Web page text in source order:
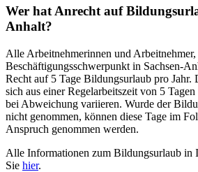
Wer hat Anrecht auf
Anhalt?
Alle Arbeitnehmerinnen und Arbeitnehmer,
Beschäftigungsschwerpunkt in Sachsen-
Recht auf 5 Tage Bildungsurlaub pro Jahr.
sich aus einer Regelarbeitszeit von 5
bei Abweichung variieren. Wurde der
nicht genommen, können diese Tage im
Anspruch genommen werden.
Alle Informationen zum Bildungsurlaub in
Sie hier.